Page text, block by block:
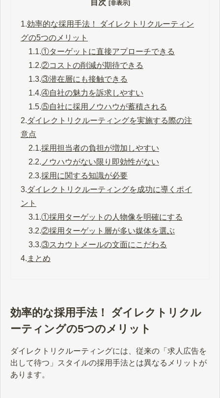
目次 [非表示]
1.効率的な採用手法！ ダイレクトリクルーティン
グの5つのメリット
1.1.①ターゲットに直接アプローチできる
1.2.②コストの削減が期待できる
1.3.③潜在層にも接触できる
1.4.④自社の魅力を訴求しやすい
1.5.⑤自社に採用ノウハウが蓄積される
2.ダイレクトリクルーティングを実施する際の注
意点
2.1.採用担当者の負担が増加しやすい
2.2. ノウハウがない限り即効性がない
2.3.採用に関する知識が必要
3.ダイレクトリクルーティングを成功に導くポイ
ント
3.1.①採用ターゲットの人物像を明確にする
3.2.②採用ターゲット層が多い媒体を選ぶ
3.3.③スカウトメールの文面にこだわる
4. まとめ
効率的な採用手法！ ダイレクトリクル
ーティングの5つのメリット
ダイレクトリクルーティングには、従来の「求人広告を
出して待つ」スタイルの採用手法とは異なるメリットが
あります。